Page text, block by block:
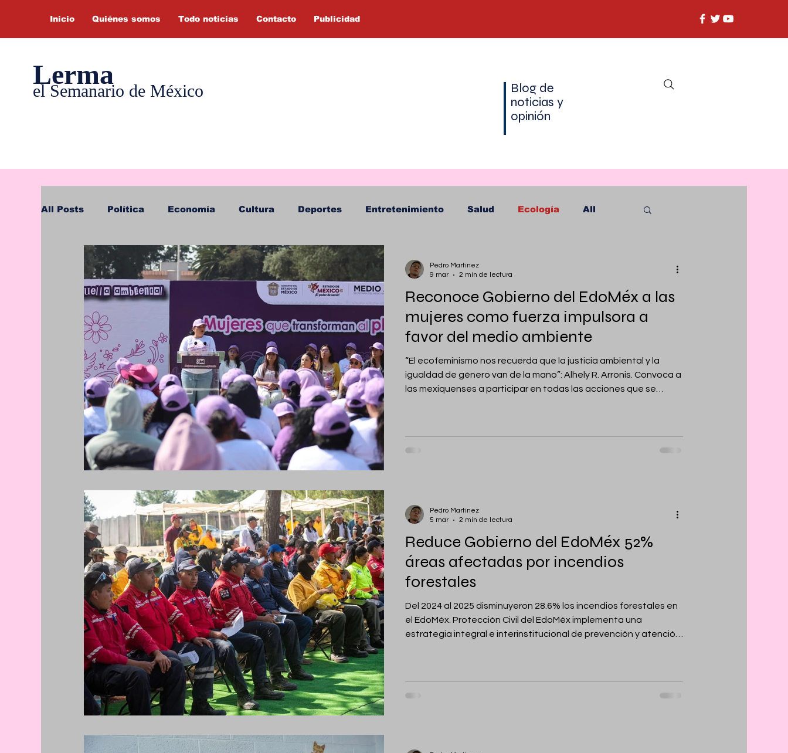
Inicio Quiénes somos Todo noticias Contacto Publicidad
Lerma
el Semanario de México
Blog de
noticias y
opinión
All Posts Política Economía Cultura Deportes Entretenimiento Salud Ecología All
Reconoce Gobierno del EdoMéx a las
mujeres como fuerza impulsora a
favor del medio ambiente
“El ecofeminismo nos recuerda que la justicia ambiental y la
igualdad de género van de la mano”: Alhely R. Arronis. Convoca a
las mexiquenses a participar en todas las acciones que se
Pedro Martinez
9 mar
2 min de lectura
Reduce Gobierno del EdoMéx 52%
áreas afectadas por incendios
forestales
Del 2024 al 2025 disminuyeron 28.6% los incendios forestales en
el EdoMéx. Protección Civil del EdoMéx implementa una
estrategia integral e interinstitucional de prevención y atención
Pedro Martinez
5 mar
2 min de lectura